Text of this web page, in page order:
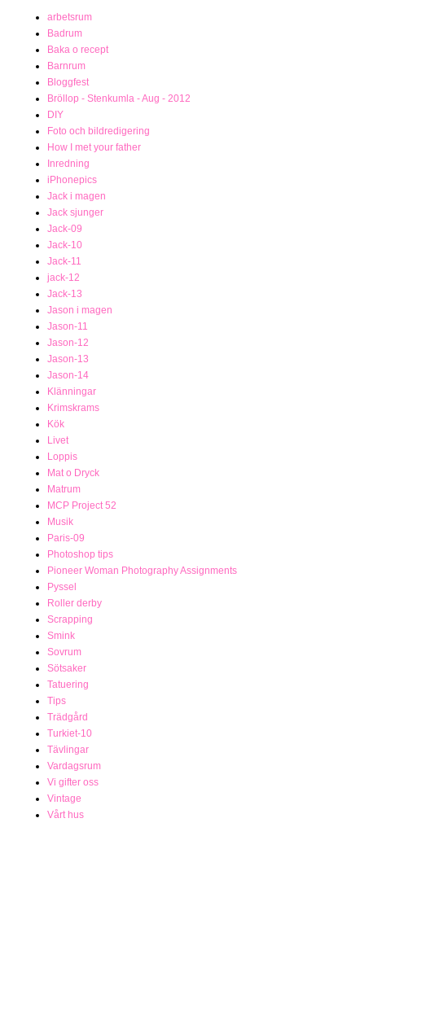
arbetsrum
Badrum
Baka o recept
Barnrum
Bloggfest
Bröllop - Stenkumla - Aug - 2012
DIY
Foto och bildredigering
How I met your father
Inredning
iPhonepics
Jack i magen
Jack sjunger
Jack-09
Jack-10
Jack-11
jack-12
Jack-13
Jason i magen
Jason-11
Jason-12
Jason-13
Jason-14
Klänningar
Krimskrams
Kök
Livet
Loppis
Mat o Dryck
Matrum
MCP Project 52
Musik
Paris-09
Photoshop tips
Pioneer Woman Photography Assignments
Pyssel
Roller derby
Scrapping
Smink
Sovrum
Sötsaker
Tatuering
Tips
Trädgård
Turkiet-10
Tävlingar
Vardagsrum
Vi gifter oss
Vintage
Vårt hus